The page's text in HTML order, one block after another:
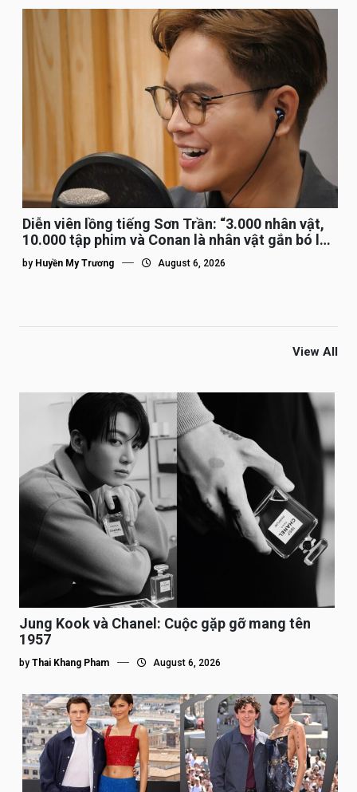
Diễn viên lồng tiếng Sơn Trần: “3.000 nhân vật,
10.000 tập phim và Conan là nhân vật gắn bó lâu
nhất”
by Huyền My Trương August 6, 2026
View All
Jung Kook và Chanel: Cuộc gặp gỡ mang tên
1957
by Thai Khang Pham August 6, 2026